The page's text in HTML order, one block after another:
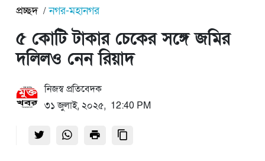
প্রচ্ছদ নগর-মহানগর
৫ কোটি টাকার চেকের সঙ্গে জমির
দলিলও নেন রিয়াদ
নিজস্ব প্রতিবেদক
৩১ জুলাই, ২০২৫, 12:40 PM